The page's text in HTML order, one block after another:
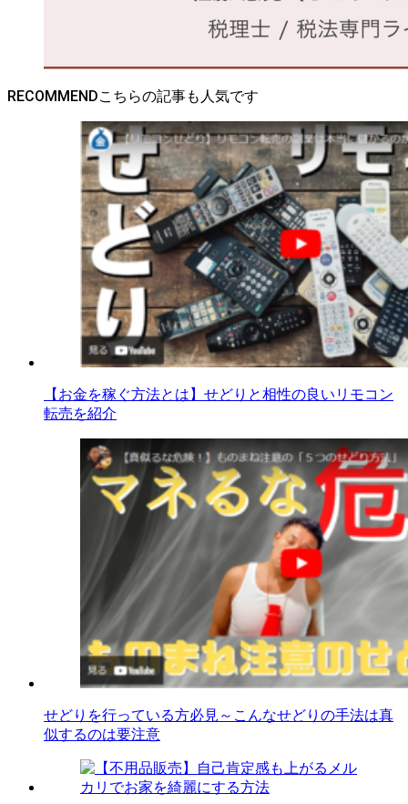
RECOMMEND
【お金を稼ぐ方法とは】せどりと相性の良いリモコン
転売を紹介
せどりを行っている方必見～こんなせどりの手法は真
似するのは要注意